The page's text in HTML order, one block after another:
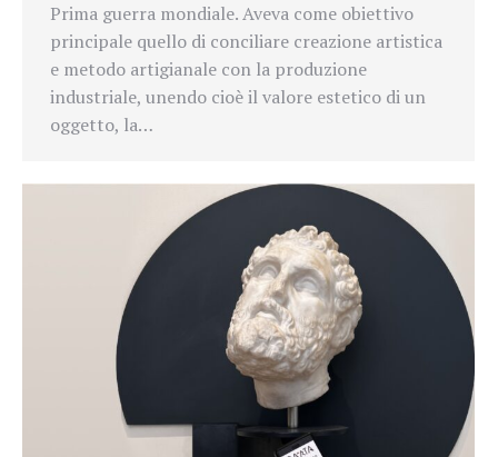
Prima guerra mondiale. Aveva come obiettivo
principale quello di conciliare creazione artistica
e metodo artigianale con la produzione
industriale, unendo cioè il valore estetico di un
oggetto, la…